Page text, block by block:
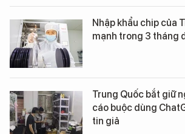
Nhập khẩu chip của
mạnh trong 3 tháng
Trung Quốc bắt giữ
cáo buộc dùng
tin giả